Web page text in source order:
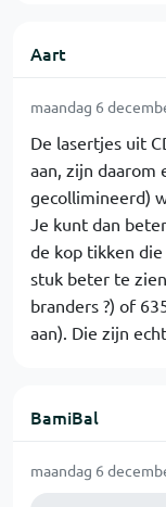
Aart
maandag 6
De lasertjes uit
aan, zijn daarom
gecollimineerd)
Je kunt dan
de kop tikken
stuk beter te
branders ?) of
aan). Die zijn
BamiBal
maandag 6